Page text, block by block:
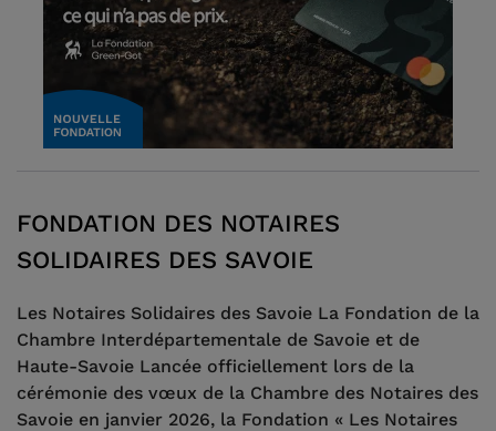
FONDATION DES NOTAIRES
SOLIDAIRES DES SAVOIE
Les Notaires Solidaires des Savoie La Fondation de la
Chambre Interdépartementale de Savoie et de
Haute-Savoie Lancée officiellement lors de la
cérémonie des vœux de la Chambre des Notaires des
Savoie en janvier 2026, la Fondation « Les Notaires